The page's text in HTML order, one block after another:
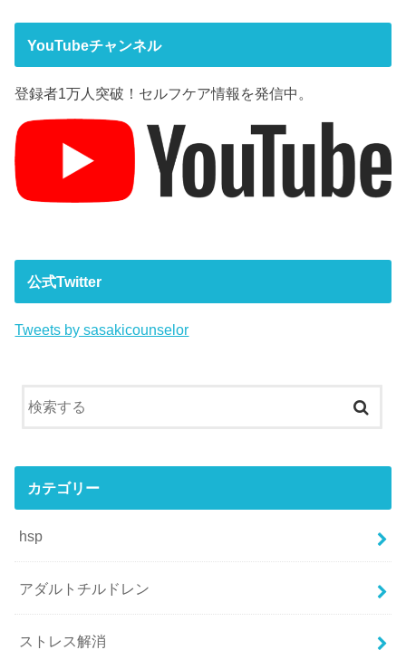
YouTubeチャンネル
登録者1万人突破！セルフケア情報を発信中。
公式Twitter
Tweets by sasakicounselor
カテゴリー
hsp
アダルトチルドレン
ストレス解消